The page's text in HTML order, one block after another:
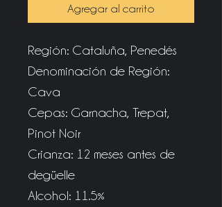
Agregar al carrito
Región: Cataluña, Penedés
Denominación de Región:
Cava
Cepas: Garnacha, Trepat,
Pinot Noir
Crianza: 12 meses antes de
degüelle
Alcohol: 11.5%